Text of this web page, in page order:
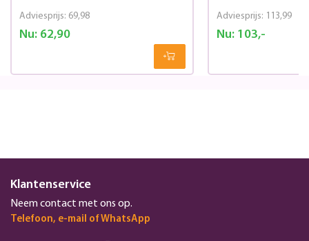
Nu:62,90
Adviesprijs: 69,98
Nu:103,-
Adviesprijs: 113,99
Klantenservice
Neem contact met ons op.
Telefoon, e-mail of WhatsApp